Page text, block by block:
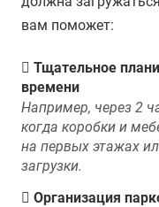
вам поможет:
Тщательное
времени
Например, через 2
когда коробки и
на первых этажах
загрузки.
Организация